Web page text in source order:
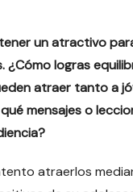
un atractivo
¿Cómo logras
atraer tanto a
mensajes o
atraerlos